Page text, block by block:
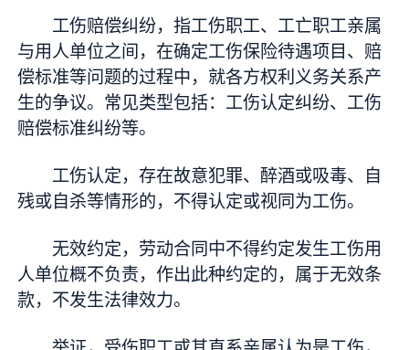
工伤赔偿纠纷，指工伤职工、工亡职工亲属
与用人单位之间，在确定工伤保险待遇项目、赔
偿标准等问题的过程中，就各方权利义务关系产
生的争议。常见类型包括：工伤认定纠纷、工伤
赔偿标准纠纷等。
工伤认定，存在故意犯罪、醉酒或吸毒、自
残或自杀等情形的，不得认定或视同为工伤。
无效约定，劳动合同中不得约定发生工伤用
人单位概不负责，作出此种约定的，属于无效条
款，不发生法律效力。